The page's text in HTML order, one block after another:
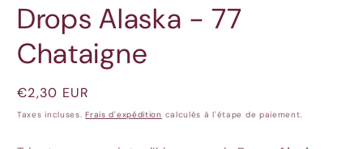
média
1
une
fenêtre
Drops Alaska - 77
Chataigne
Prix
habituel
€2,30 EUR
Taxes incluses.Frais d'expédition calculés à l'étape de paiement.